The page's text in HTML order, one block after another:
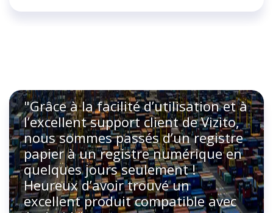
"Grâce à la facilité d’utilisation et à
l’excellent support client de Vizito,
nous sommes passés d’un registre
papier à un registre numérique en
quelques jours seulement !
Heureux d’avoir trouvé un
excellent produit compatible avec